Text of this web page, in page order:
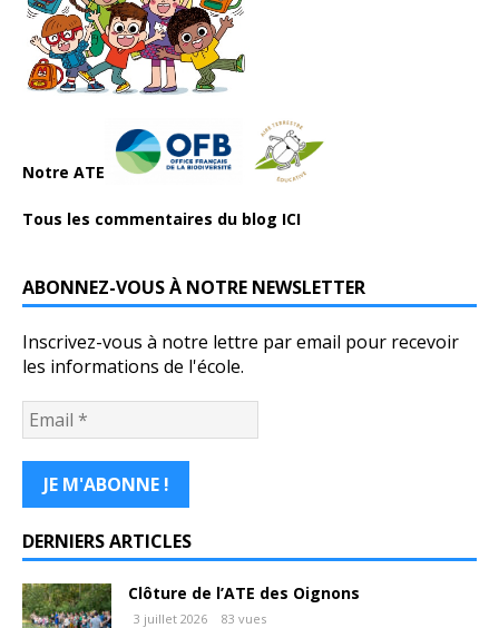
Notre ATE
Tous les commentaires du blog ICI
ABONNEZ-VOUS À NOTRE NEWSLETTER
Inscrivez-vous à notre lettre par email pour recevoir
les informations de l'école.
DERNIERS ARTICLES
Clôture de l’ATE des Oignons
3 juillet 2026 83 vues